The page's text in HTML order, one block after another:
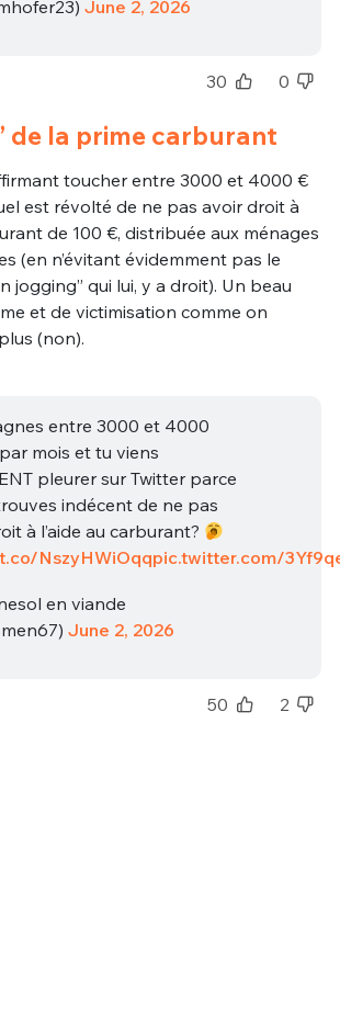
June 2, 2026
30 0
de la prime carburant
toucher entre 3000 et 4000 €
est révolté de ne pas avoir droit à
de 100 €, distribuée aux ménages
(en n’évitant évidemment pas le
jogging” qui lui, y a droit). Un beau
et de victimisation comme on
(non).
entre 3000 et 4000
mois et tu viens
pleurer sur Twitter parce
indécent de ne pas
à l’aide au carburant?
NszyHWiOqqpic.twitter.com/
en viande
June 2, 2026
50 2